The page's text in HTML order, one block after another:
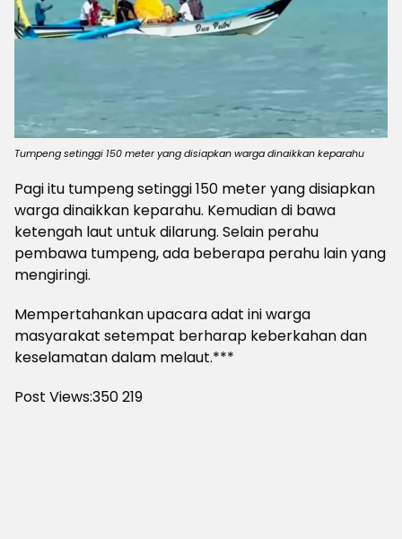
Tumpeng setinggi 150 meter yang disiapkan warga dinaikkan keparahu
Pagi itu tumpeng setinggi 150 meter yang disiapkan
warga dinaikkan keparahu. Kemudian di bawa
ketengah laut untuk dilarung. Selain perahu
pembawa tumpeng, ada beberapa perahu lain yang
mengiringi.
Mempertahankan upacara adat ini warga
masyarakat setempat berharap keberkahan dan
keselamatan dalam melaut.***
Post Views:350219